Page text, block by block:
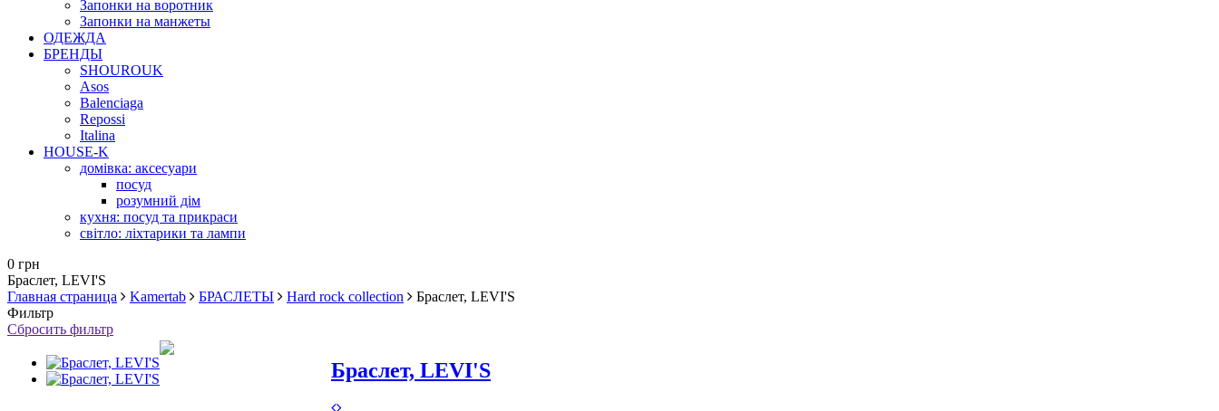
Запонки на воротник
Запонки на манжеты
ОДЕЖДА
БРЕНДЫ
SHOUROUK
Asos
Balenciaga
Repossi
Italina
HOUSE-K
домівка: аксесуари
посуд
розумний дім
кухня: посуд та прикраси
світло: ліхтарики та лампи
0 грн
Браслет, LEVI'S
Главная страница
Kamertab БРАСЛЕТЫ Hard rock collection
Браслет, LEVI'S
Фильтр
Сбросить фильтр
Браслет, LEVI'S